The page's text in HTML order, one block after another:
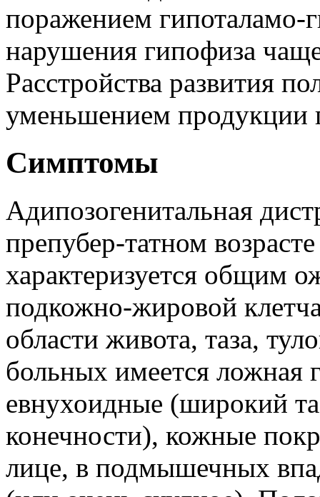
поражением гипоталамо-
нарушения гипофиза
Расстройства развития
уменьшением продукции
Симптомы
Адипозогенитальная
препубер-татном
характеризуется общим
подкожно-жировой
области живота, таза,
больных имеется ложная
евнухоидные (широкий
конечности), кожные
лице, в подмышечных